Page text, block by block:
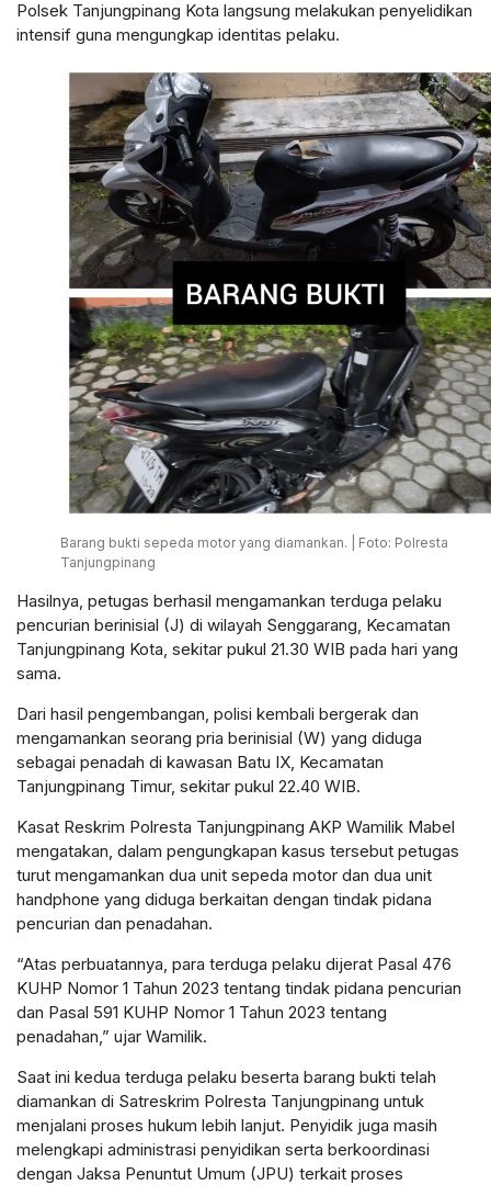
Polsek Tanjungpinang Kota langsung melakukan penyelidikan
intensif guna mengungkap identitas pelaku.
Barang bukti sepeda motor yang diamankan. | Foto: Polresta
Tanjungpinang
Hasilnya, petugas berhasil mengamankan terduga pelaku
pencurian berinisial (J) di wilayah Senggarang, Kecamatan
Tanjungpinang Kota, sekitar pukul 21.30 WIB pada hari yang
sama.
Dari hasil pengembangan, polisi kembali bergerak dan
mengamankan seorang pria berinisial (W) yang diduga
sebagai penadah di kawasan Batu IX, Kecamatan
Tanjungpinang Timur, sekitar pukul 22.40 WIB.
Kasat Reskrim Polresta Tanjungpinang AKP Wamilik Mabel
mengatakan, dalam pengungkapan kasus tersebut petugas
turut mengamankan dua unit sepeda motor dan dua unit
handphone yang diduga berkaitan dengan tindak pidana
pencurian dan penadahan.
“Atas perbuatannya, para terduga pelaku dijerat Pasal 476
KUHP Nomor 1 Tahun 2023 tentang tindak pidana pencurian
dan Pasal 591 KUHP Nomor 1 Tahun 2023 tentang
penadahan,” ujar Wamilik.
Saat ini kedua terduga pelaku beserta barang bukti telah
diamankan di Satreskrim Polresta Tanjungpinang untuk
menjalani proses hukum lebih lanjut. Penyidik juga masih
melengkapi administrasi penyidikan serta berkoordinasi
dengan Jaksa Penuntut Umum (JPU) terkait proses